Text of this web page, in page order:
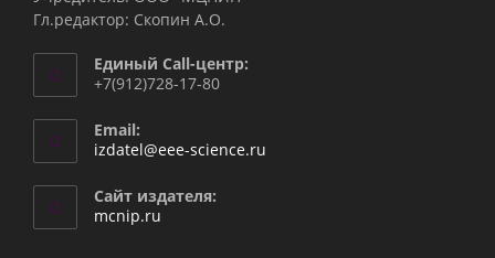
Гл.редактор: Скопин А.О.
Единый Call-центр:
+7(912)728-17-80
Email:
izdatel@eee-science.ru
Сайт издателя:
mcnip.ru